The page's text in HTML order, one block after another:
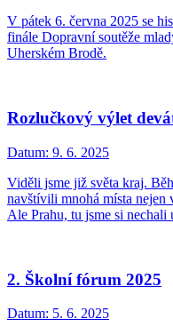
V pátek 6. června 2025 se
finále Dopravní soutěže
Uherském Brodě.
Rozlučkový výlet
Datum: 9. 6. 2025
Viděli jsme již světa kraj.
navštívili mnohá místa nejen
Ale Prahu, tu jsme si nechali
2. Školní fórum 2025
Datum: 5. 6. 2025